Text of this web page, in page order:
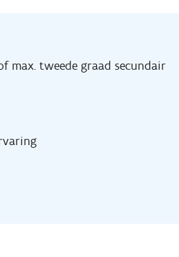
max. tweede graad secundair